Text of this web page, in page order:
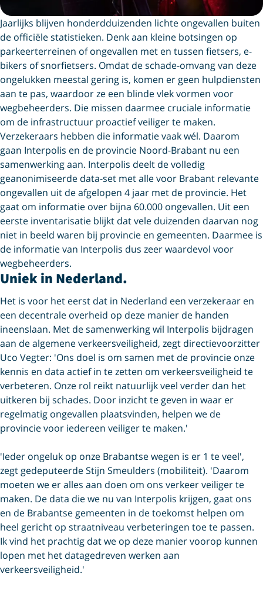
Jaarlijks blijven honderdduizenden lichte ongevallen buiten
de officiële statistieken. Denk aan kleine botsingen op
parkeerterreinen of ongevallen met en tussen fietsers, e-
bikers of snorfietsers. Omdat de schade-omvang van deze
ongelukken meestal gering is, komen er geen hulpdiensten
aan te pas, waardoor ze een blinde vlek vormen voor
wegbeheerders. Die missen daarmee cruciale informatie
om de infrastructuur proactief veiliger te maken.
Verzekeraars hebben die informatie vaak wél. Daarom
gaan Interpolis en de provincie Noord-Brabant nu een
samenwerking aan. Interpolis deelt de volledig
geanonimiseerde data-set met alle voor Brabant relevante
ongevallen uit de afgelopen 4 jaar met de provincie. Het
gaat om informatie over bijna 60.000 ongevallen. Uit een
eerste inventarisatie blijkt dat vele duizenden daarvan nog
niet in beeld waren bij provincie en gemeenten. Daarmee is
de informatie van Interpolis dus zeer waardevol voor
wegbeheerders.
Uniek in Nederland.
Het is voor het eerst dat in Nederland een verzekeraar en
een decentrale overheid op deze manier de handen
ineenslaan. Met de samenwerking wil Interpolis bijdragen
aan de algemene verkeersveiligheid, zegt directievoorzitter
Uco Vegter: 'Ons doel is om samen met de provincie onze
kennis en data actief in te zetten om verkeersveiligheid te
verbeteren. Onze rol reikt natuurlijk veel verder dan het
uitkeren bij schades. Door inzicht te geven in waar er
regelmatig ongevallen plaatsvinden, helpen we de
provincie voor iedereen veiliger te maken.'
'Ieder ongeluk op onze Brabantse wegen is er 1 te veel',
zegt gedeputeerde Stijn Smeulders (mobiliteit). 'Daarom
moeten we er alles aan doen om ons verkeer veiliger te
maken. De data die we nu van Interpolis krijgen, gaat ons
en de Brabantse gemeenten in de toekomst helpen om
heel gericht op straatniveau verbeteringen toe te passen.
Ik vind het prachtig dat we op deze manier voorop kunnen
lopen met het datagedreven werken aan
verkeersveiligheid.'